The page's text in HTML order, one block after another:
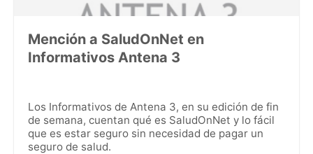
Mención a SaludOnNet en
Informativos Antena 3
Los Informativos de Antena 3, en su edición de fin
de semana, cuentan qué es SaludOnNet y lo fácil
que es estar seguro sin necesidad de pagar un
seguro de salud.